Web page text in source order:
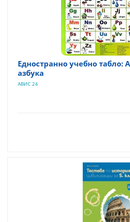
Едностранно учебно табло:
азбука
АВИС 24